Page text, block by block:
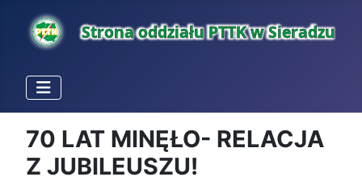
70 LAT MINĘŁO- RELACJA
Z JUBILEUSZU!